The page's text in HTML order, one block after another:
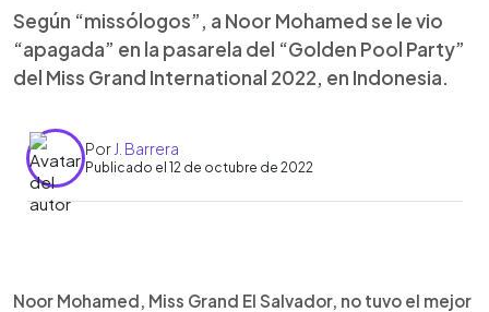
Según “missólogos”, a Noor Mohamed se le vio
“apagada” en la pasarela del “Golden Pool Party”
del Miss Grand International 2022, en Indonesia.
Por J. Barrera
Publicado el 12 de octubre de 2022
► Escuchar artículo
Noor Mohamed, Miss Grand El Salvador, no tuvo el mejor